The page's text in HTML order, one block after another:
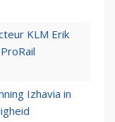
KLM Erik
Izhavia in